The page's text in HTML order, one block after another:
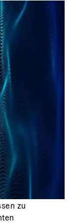
zu